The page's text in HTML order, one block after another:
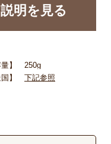
明を見る
量】 250g
国】 下記参照